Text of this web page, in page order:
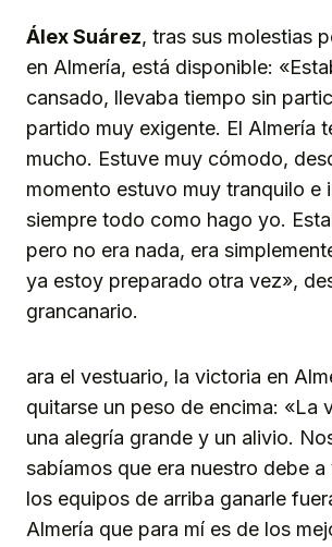
Álex Suárez, tras sus molestias
en Almería, está disponible:
cansado, llevaba tiempo sin
partido muy exigente. El Almería
mucho. Estuve muy cómodo,
momento estuvo muy tranquilo e
siempre todo como hago yo.
pero no era nada, era
ya estoy preparado otra vez»,
grancanario.
ara el vestuario, la victoria en
quitarse un peso de encima: «La
una alegría grande y un alivio.
sabíamos que era nuestro debe
los equipos de arriba ganarle
Almería que para mí es de los